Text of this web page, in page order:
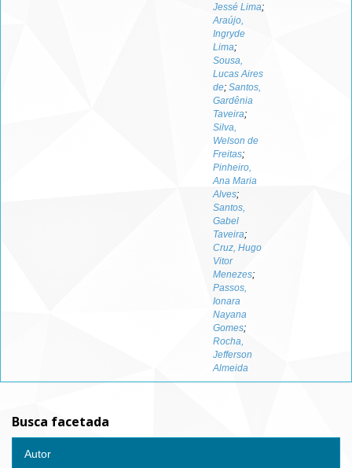
Jessé Lima;
Araújo,
Ingryde
Lima;
Sousa,
Lucas Aires
de; Santos,
Gardênia
Taveira;
Silva,
Welson de
Freitas;
Pinheiro,
Ana Maria
Alves;
Santos,
Gabel
Taveira;
Cruz, Hugo
Vitor
Menezes;
Passos,
Ionara
Nayana
Gomes;
Rocha,
Jefferson
Almeida
Busca facetada
Autor